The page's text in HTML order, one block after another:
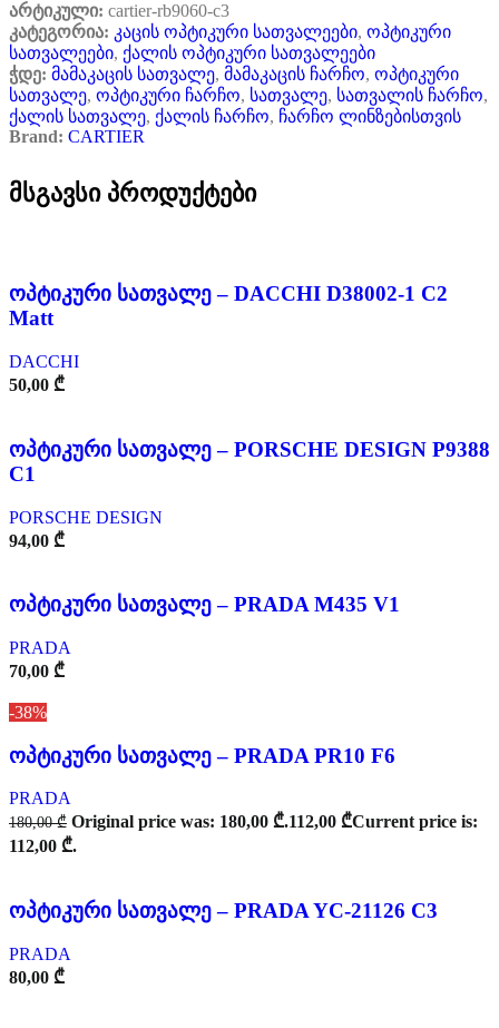
არტიკული: cartier-rb9060-c3
კატეგორია: კაცის ოპტიკური სათვალეები, ოპტიკური
სათვალეები, ქალის ოპტიკური სათვალეები
ჭდე: მამაკაცის სათვალე, მამაკაცის ჩარჩო, ოპტიკური
სათვალე, ოპტიკური ჩარჩო, სათვალე, სათვალის ჩარჩო,
ქალის სათვალე, ქალის ჩარჩო, ჩარჩო ლინზებისთვის
Brand: CARTIER
მსგავსი პროდუქტები
ოპტიკური სათვალე – DACCHI D38002-1 C2
Matt
DACCHI
50,00 ₾
ოპტიკური სათვალე – PORSCHE DESIGN P9388
C1
PORSCHE DESIGN
94,00 ₾
ოპტიკური სათვალე – PRADA M435 V1
PRADA
70,00 ₾
-38%
ოპტიკური სათვალე – PRADA PR10 F6
PRADA
180,00₾ Original price was: 180,00 ₾.112,00 ₾Current price is:
112,00 ₾.
ოპტიკური სათვალე – PRADA YC-21126 C3
PRADA
80,00 ₾